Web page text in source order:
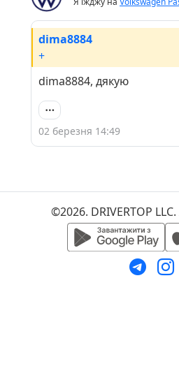
dima8884
+
dima8884, дякую
02 березня 14:49
©2026. DRIVERTOP